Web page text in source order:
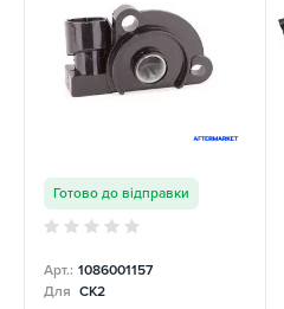
Готово до відправки
Арт.: 1086001157
Для CK2